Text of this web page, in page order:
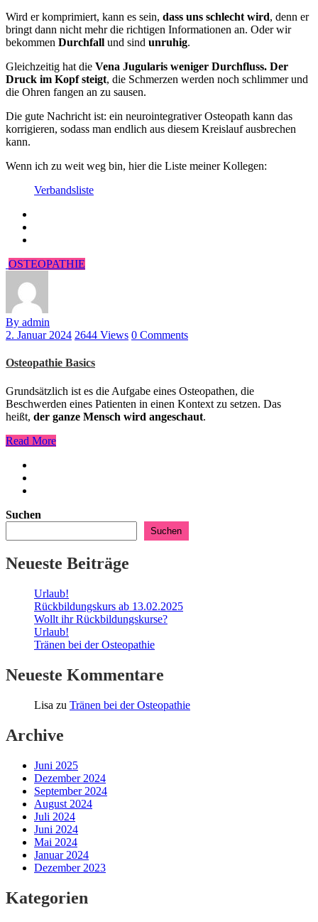
Wird er komprimiert, kann es sein, dass uns schlecht wird, denn er
bringt dann nicht mehr die richtigen Informationen an. Oder wir
bekommen Durchfall und sind unruhig.
Gleichzeitig hat die Vena Jugularis weniger Durchfluss. Der
Druck im Kopf steigt, die Schmerzen werden noch schlimmer und
die Ohren fangen an zu sausen.
Die gute Nachricht ist: ein neurointegrativer Osteopath kann das
korrigieren, sodass man endlich aus diesem Kreislauf ausbrechen
kann.
Wenn ich zu weit weg bin, hier die Liste meiner Kollegen:
Verbandsliste
OSTEOPATHIE
By admin
2. Januar 2024 2644 Views 0 Comments
Osteopathie Basics
Grundsätzlich ist es die Aufgabe eines Osteopathen, die
Beschwerden eines Patienten in einen Kontext zu setzen. Das
heißt, der ganze Mensch wird angeschaut.
Read More
Suchen
Suchen
Neueste Beiträge
Urlaub!
Rückbildungskurs ab 13.02.2025
Wollt ihr Rückbildungskurse?
Urlaub!
Tränen bei der Osteopathie
Neueste Kommentare
Lisa zu Tränen bei der Osteopathie
Archive
Juni 2025
Dezember 2024
September 2024
August 2024
Juli 2024
Juni 2024
Mai 2024
Januar 2024
Dezember 2023
Kategorien